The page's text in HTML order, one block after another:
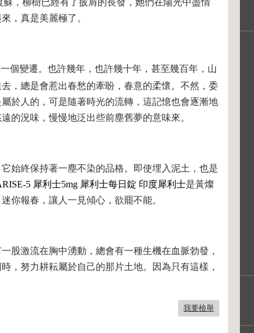
，柳樹已經有了披肩的長發，她們在陽光中盡情
，真是美麗極了。
個變遷。也許幾年，也許幾十年，甚至幾百年，山
，總是會惹出春愁的牽盼，春意的柔懷。不然，委
於人的，可是隨著時光的流轉，這記憶也會逐漸地
的況味，慢慢地泛出些前塵舊夢的意味來。
始終保持著一塵不染的品格。即使埋入泥土，也是
5 犀利士5mg 犀利士每日錠 印度犀利士是黃燦
你報春，讓人一見傾心，欲罷不能。
股激流在胸中湧動，總會有一種生機在血脈勃發，
，努力耕耘屬於自己的那片土地。因為只有這樣，
我要檢舉